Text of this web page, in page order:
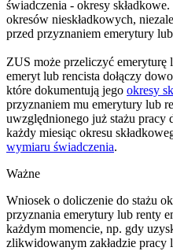
świadczenia - okresy
okresów nieskładkowych,
przed przyznaniem emerytury
ZUS może przeliczyć
emeryt lub rencista dołączy
które dokumentują jego okresy
przyznaniem mu emerytury lub
uwzględnionego już stażu pracy
każdy miesiąc okresu
wymiaru świadczenia.
Ważne
Wniosek o doliczenie do stażu
przyznania emerytury lub renty
każdym momencie, np. gdy
zlikwidowanym zakładzie pracy